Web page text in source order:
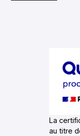
La
au titre